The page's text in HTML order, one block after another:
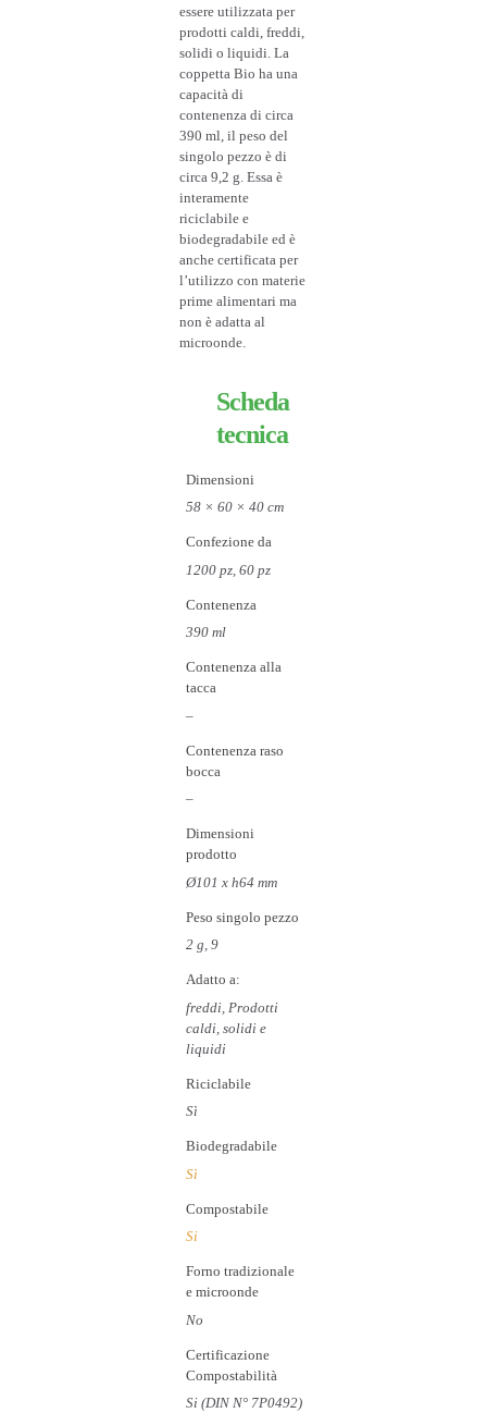
essere utilizzata per
prodotti caldi, freddi,
solidi o liquidi. La
coppetta Bio ha una
capacità di
contenenza di circa
390 ml, il peso del
singolo pezzo è di
circa 9,2 g. Essa è
interamente
riciclabile e
biodegradabile ed è
anche certificata per
l’utilizzo con materie
prime alimentari ma
non è adatta al
microonde.
Scheda
tecnica
Dimensioni
58 × 60 × 40 cm
Confezione da
1200 pz, 60 pz
Contenenza
390 ml
Contenenza alla
tacca
–
Contenenza raso
bocca
–
Dimensioni
prodotto
Ø101 x h64 mm
Peso singolo pezzo
2 g, 9
Adatto a:
freddi, Prodotti
caldi, solidi e
liquidi
Riciclabile
Sì
Biodegradabile
Sì
Compostabile
Si
Forno tradizionale
e microonde
No
Certificazione
Compostabilità
Si (DIN N° 7P0492)